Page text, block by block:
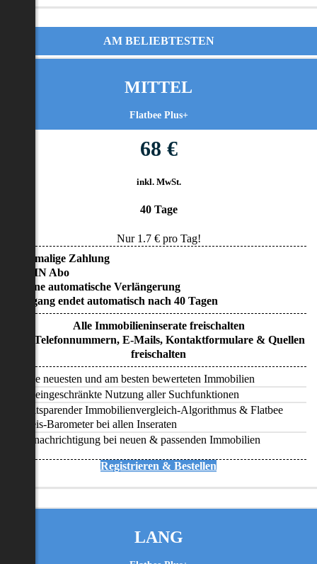
AM BELIEBTESTEN
MITTEL
Flatbee Plus+
68 €
inkl. MwSt.
40 Tage
Nur 1.7€ pro Tag!
• Einmalige Zahlung
• KEIN Abo
• Keine automatische Verlängerung
• Zugang endet automatisch nach 40 Tagen
Alle Immobilieninserate freischalten
Alle Telefonnummern, E-Mails, Kontaktformulare & Quellen
freischalten
Alle neuesten und am besten bewerteten Immobilien
Uneingeschränkte Nutzung aller Suchfunktionen
Zeitsparender Immobilienvergleich-Algorithmus & Flatbee
Preis-Barometer bei allen Inseraten
Benachrichtigung bei neuen & passenden Immobilien
Registrieren & Bestellen
LANG